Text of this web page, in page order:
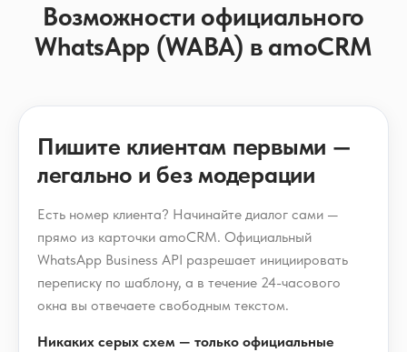
Возможности официального
WhatsApp (WABA) в amoCRM
Пишите клиентам первыми —
легально и без модерации
Есть номер клиента? Начинайте диалог сами —
прямо из карточки amoCRM. Официальный
WhatsApp Business API разрешает инициировать
переписку по шаблону, а в течение 24-часового
окна вы отвечаете свободным текстом.
Никаких серых схем — только официальные